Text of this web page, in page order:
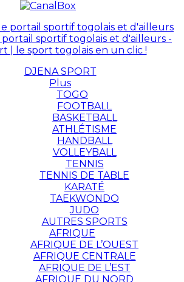
sportif togolais et d'ailleurs -
| le sport togolais en un clic !
DJENA SPORT
Plus
TOGO
FOOTBALL
BASKETBALL
ATHLÉTISME
HANDBALL
VOLLEYBALL
TENNIS
TENNIS DE TABLE
KARATÉ
TAEKWONDO
JUDO
AUTRES SPORTS
AFRIQUE
AFRIQUE DE L’OUEST
AFRIQUE CENTRALE
AFRIQUE DE L’EST
AFRIQUE DU NORD